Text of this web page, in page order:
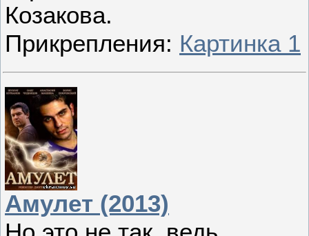
Козакова.
Прикрепления: Картинка 1
Амулет (2013)